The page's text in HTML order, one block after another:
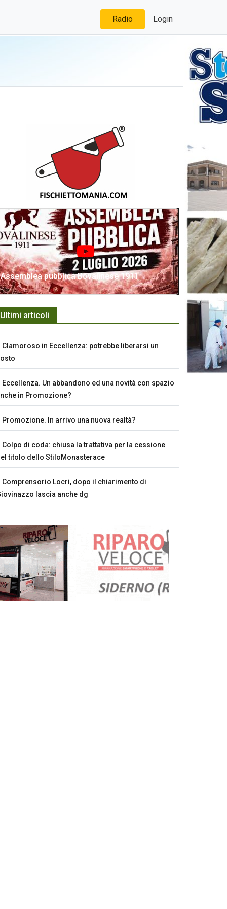
Radio Login
Assemblea pubblica Bovalinese 1911
Ultimi articoli
Clamoroso in Eccellenza: potrebbe liberarsi un
Eccellenza. Un abbandono ed una novità con spazio
in Promozione?
Promozione. In arrivo una nuova realtà?
Colpo di coda: chiusa la trattativa per la cessione
titolo dello StiloMonasterace
Comprensorio Locri, dopo il chiarimento di
lascia anche dg